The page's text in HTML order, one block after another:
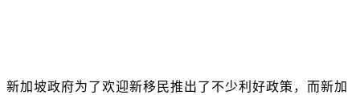
新加坡政府为了欢迎新移民推出了不少利好政策，而新加